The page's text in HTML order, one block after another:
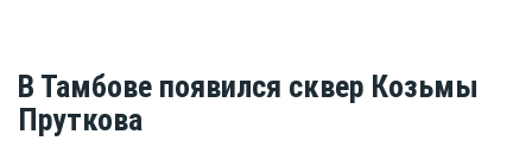
В Тамбове появился сквер Козьмы
Пруткова